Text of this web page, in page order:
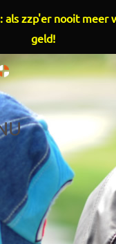
inhoud gaan
als zzp'er nooit meer
geld!